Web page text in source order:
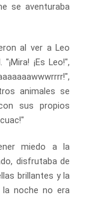
se aventuraba
al ver a Leo
¡Es Leo!",
animales se
sus propios
miedo a la
disfrutaba de
brillantes y la
la noche no era